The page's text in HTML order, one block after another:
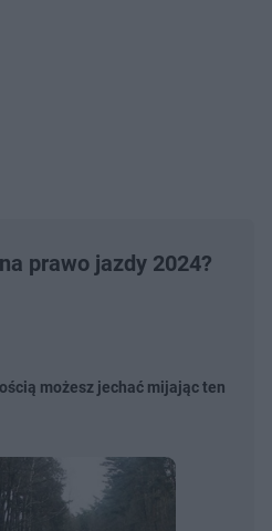
prawo jazdy 2024?
możesz jechać mijając ten